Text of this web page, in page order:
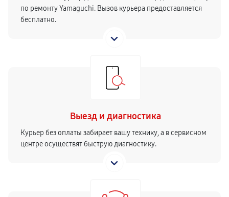
по ремонту Yamaguchi. Вызов курьера предоставляется
бесплатно.
Выезд и диагностика
Курьер без оплаты забирает вашу технику, а в сервисном
центре осуществят быструю диагностику.